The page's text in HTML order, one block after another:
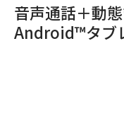
音声通話＋動
Android™タブ